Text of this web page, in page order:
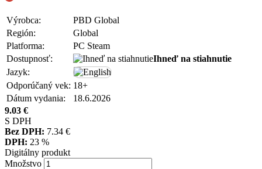
Výrobca:
PBD Global
Región:
Global
Platforma:
PC Steam
Dostupnosť:
Ihneď na stiahnutie
Jazyk:
Odporúčaný vek: 18+
Dátum vydania:
18.6.2026
9.03 €
S DPH
Bez DPH: 7.34 €
DPH: 23 %
Digitálny produkt
Množstvo